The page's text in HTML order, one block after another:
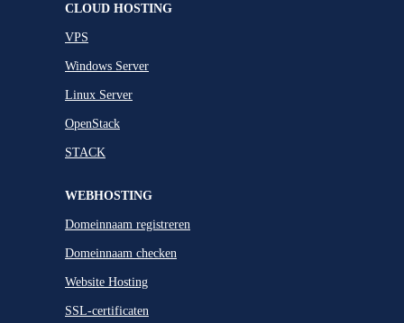
CLOUD HOSTING
VPS
Windows Server
Linux Server
OpenStack
STACK
WEBHOSTING
Domeinnaam registreren
Domeinnaam checken
Website Hosting
SSL-certificaten